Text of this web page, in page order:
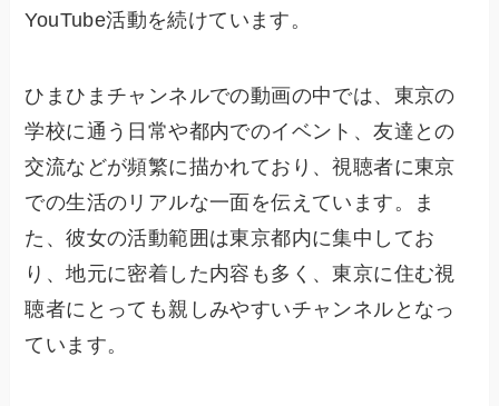
YouTube活動を続けています。
ひまひまチャンネルでの動画の中では、東京の
学校に通う日常や都内でのイベント、友達との
交流などが頻繁に描かれており、視聴者に東京
での生活のリアルな一面を伝えています。ま
た、彼女の活動範囲は東京都内に集中してお
り、地元に密着した内容も多く、東京に住む視
聴者にとっても親しみやすいチャンネルとなっ
ています。